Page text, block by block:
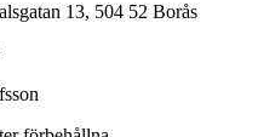
13, 504 52 Borås